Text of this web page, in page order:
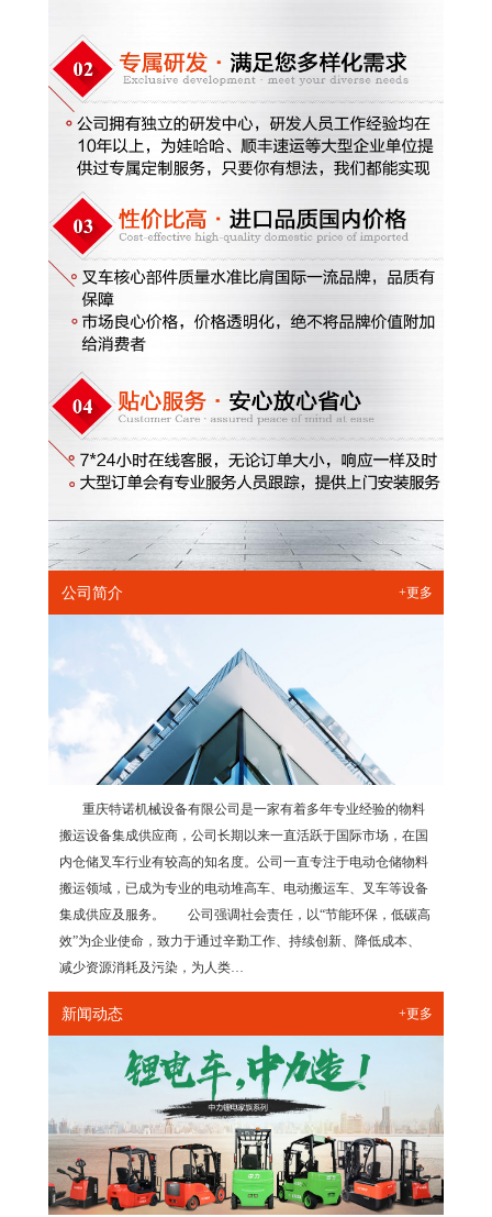
公司简介 +更多
重庆特诺机械设备有限公司是一家有着多年专业经验的物料
搬运设备集成供应商，公司长期以来一直活跃于国际市场，在国
内仓储叉车行业有较高的知名度。公司一直专注于电动仓储物料
搬运领域，已成为专业的电动堆高车、电动搬运车、叉车等设备
集成供应及服务。 公司强调社会责任，以“节能环保，低碳高
效”为企业使命，致力于通过辛勤工作、持续创新、降低成本、
减少资源消耗及污染，为人类…
新闻动态 +更多